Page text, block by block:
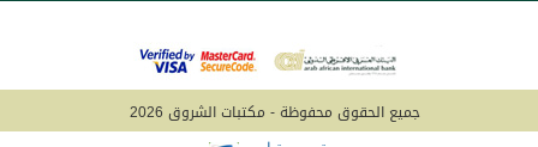
جميع الحقوق محفوظة - مكتبات الشروق 2026